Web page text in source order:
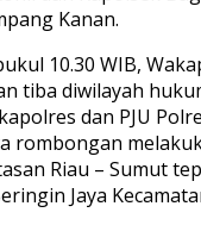
Kanan.
10.30 WIB,
tiba diwilayah
dan PJU
rombongan
Riau – Sumut
Jaya